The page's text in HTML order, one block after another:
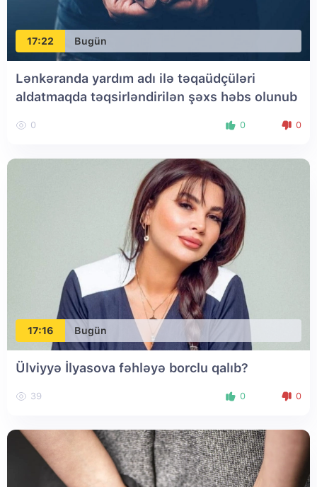
17:22 Bugün
Lənkəranda yardım adı ilə təqaüdçüləri
aldatmaqda təqsirləndirilən şəxs həbs olunub
0 0 0
17:16 Bugün
Ülviyyə İlyasova fəhləyə borclu qalıb?
39 0 0